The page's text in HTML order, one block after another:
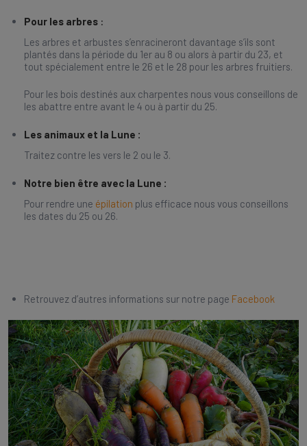
Pour les arbres :
Les arbres et arbustes s’enracineront davantage s’ils sont
plantés dans la période du 1er au 8 ou alors à partir du 23, et
tout spécialement entre le 26 et le 28 pour les arbres fruitiers.
Pour les bois destinés aux charpentes nous vous conseillons de
les abattre entre avant le 4 ou à partir du 25.
Les animaux et la Lune :
Traitez contre les vers le 2 ou le 3.
Notre bien être avec la Lune :
Pour rendre une épilation plus efficace nous vous conseillons
les dates du 25 ou 26.
Retrouvez d’autres informations sur notre page Facebook